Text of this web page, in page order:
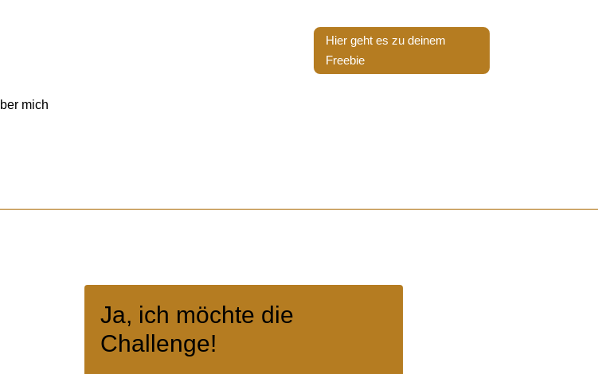
mich
Hier geht es zu deinem
Freebie
Ja, ich möchte die
Challenge!